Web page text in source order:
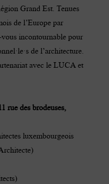
Grand Est. Tenues
de l’Europe par
incontournable pour
de l’architecture.
avec le LUCA et
rue des brodeuses,
luxembourgeois